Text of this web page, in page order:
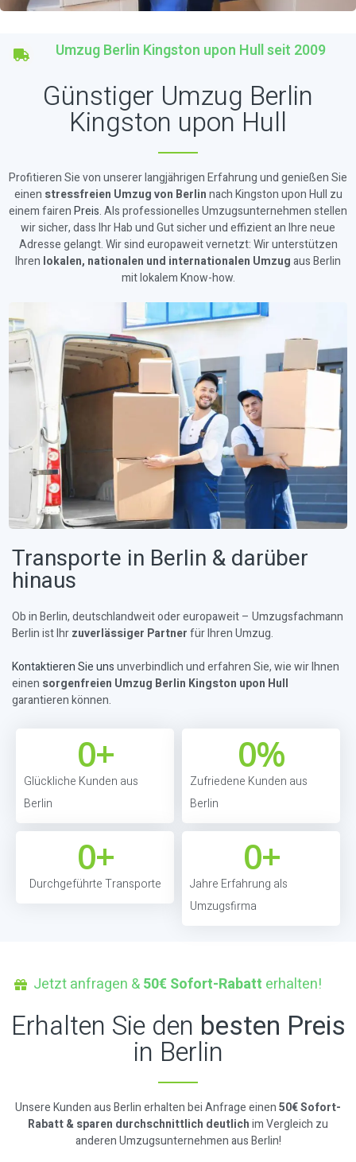
Umzug Berlin Kingston upon Hull seit 2009
Günstiger Umzug Berlin
Kingston upon Hull
Profitieren Sie von unserer langjährigen Erfahrung und genießen Sie
einen stressfreien Umzug von Berlinnach Kingston upon Hull zu
einem fairenPreis. Als professionelles Umzugsunternehmen stellen
wir sicher, dass Ihr Hab und Gut sicher und effizient an Ihre neue
Adresse gelangt. Wir sind europaweit vernetzt: Wir unterstützen
Ihren lokalen, nationalen und internationalen Umzugaus Berlin
mit lokalem Know-how.
Transporte in Berlin & darüber
hinaus
Ob in Berlin, deutschlandweit oder europaweit – Umzugsfachmann
Berlin ist Ihrzuverlässiger Partnerfür Ihren Umzug.
Kontaktieren Sie unsunverbindlich und erfahren Sie, wie wir Ihnen
einen sorgenfreien Umzug Berlin Kingston upon Hull
garantieren können.
Glückliche Kunden aus
Berlin
0+
Zufriedene Kunden aus
Berlin
0%
Durchgeführte Transporte
0+
Jahre Erfahrung als
Umzugsfirma
0+
Jetzt anfragen &50€ Sofort-Rabatt erhalten!
Erhalten Sie den besten Preis
in Berlin
Unsere Kunden aus Berlin erhalten bei Anfrage einen50€ Sofort-
Rabatt & sparen durchschnittlich deutlichim Vergleich zu
anderen Umzugsunternehmen aus Berlin!